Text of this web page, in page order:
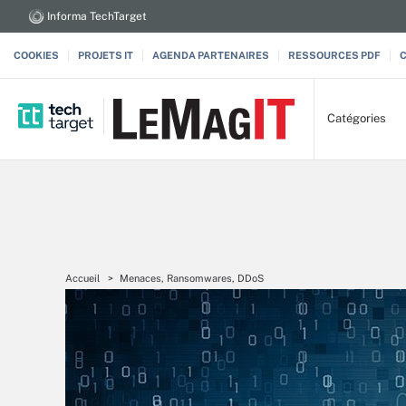
Informa TechTarget
COOKIES PROJETS IT AGENDA PARTENAIRES RESSOURCES PDF
Catégories
Accueil Menaces, Ransomwares, DDoS